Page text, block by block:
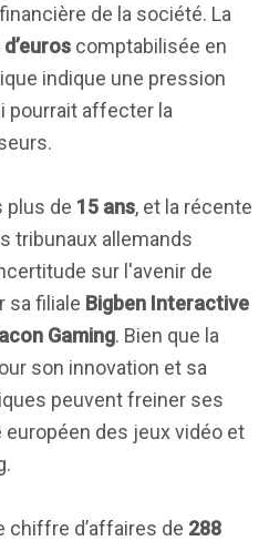
de la société. La
comptabilisée en
indique une pression
pourrait affecter la
plus de 15 ans, et la récente
tribunaux allemands
sur l'avenir de
sa filiale Bigben Interactive
Gaming. Bien que la
son innovation et sa
peuvent freiner ses
des jeux vidéo et
chiffre d’affaires de 288